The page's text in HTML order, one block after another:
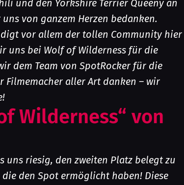
und den Yorkshire Terrier Queeny an
von ganzem Herzen bedanken.
vor allem der tollen Community hier
uns bei Wolf of Wilderness für die
dem Team von SpotRocker für die
aller Art danken – wir
Wilderness“ von
uns riesig, den zweiten Platz belegt zu
den Spot ermöglicht haben! Diese